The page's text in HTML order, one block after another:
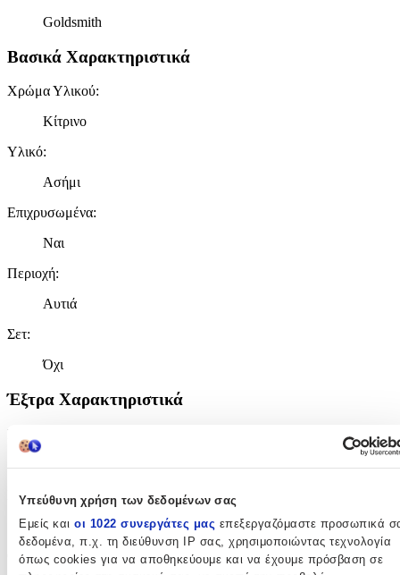
Υπεύθυνη χρήση των δεδομένων σας
Εμείς και οι 1022 συνεργάτες μας επεξεργαζόμαστε προσωπικά
δεδομένα, π.χ. τη διεύθυνση IP σας, χρησιμοποιώντας τεχνολογία
όπως cookies για να αποθηκεύουμε και να έχουμε πρόσβαση σε
Goldsmith
Βασικά Χαρακτηριστικά
Χρώμα Υλικού:
Κίτρινο
Υλικό:
Ασήμι
Επιχρυσωμένα:
Ναι
Περιοχή:
Αυτιά
Σετ:
Όχι
Έξτρα Χαρακτηριστικά
Piercing
Όχι
Νυφικά:
Όχι
Clip: